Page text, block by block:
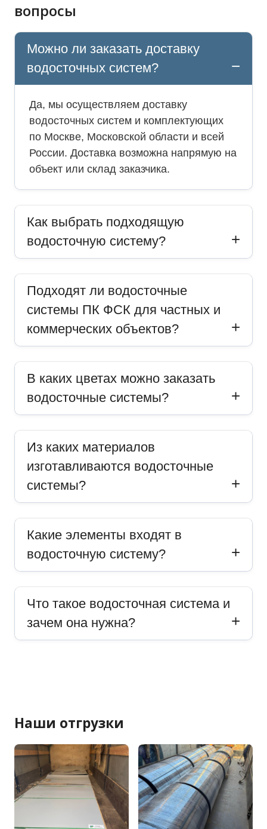
вопросы
Можно ли заказать доставку
водосточных систем?
Да, мы осуществляем доставку
водосточных систем и комплектующих
по Москве, Московской области и всей
России. Доставка возможна напрямую на
объект или склад заказчика.
Как выбрать подходящую
водосточную систему?
Подходят ли водосточные
системы ПК ФСК для частных и
коммерческих объектов?
В каких цветах можно заказать
водосточные системы?
Из каких материалов
изготавливаются водосточные
системы?
Какие элементы входят в
водосточную систему?
Что такое водосточная система и
зачем она нужна?
Наши отгрузки